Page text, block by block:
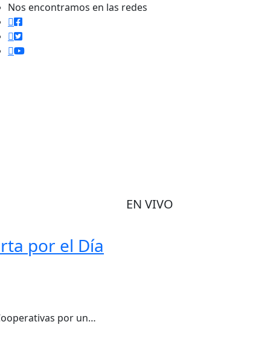
Nos encontramos en las redes
por el Día
por un…
EN VIVO